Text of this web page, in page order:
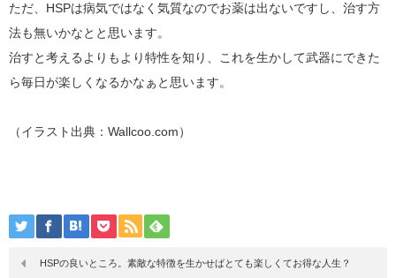
ただ、HSPは病気ではなく気質なのでお薬は出ないですし、治す方
法も無いかなとと思います。
治すと考えるよりもより特性を知り、これを生かして武器にできた
ら毎日が楽しくなるかなぁと思います。
（イラスト出典：Wallcoo.com）
HSPの良いところ。素敵な特徴を生かせばとても楽しくてお得な人生？